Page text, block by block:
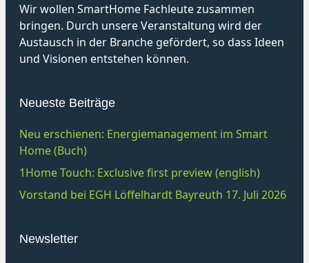
Wir wollen SmartHome Fachleute zusammen
bringen. Durch unsere Veranstaltung wird der
Austausch in der Branche gefördert, so dass Ideen
und Visionen entstehen können.
Neueste Beiträge
Neu erschienen: Energiemanagement im Smart
Home (Buch)
1Home Touch: Exclusive first preview (english)
Vorstand bei EGH Löffelhardt Bayreuth 17. Juli 2026
Newsletter